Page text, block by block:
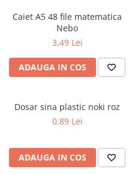
Enciclopedii și atlase pentru
Materiale educaționale
Benzi desenate
Hobby și activități pentru copii
Metoda Montessori
Culegeri și materiale auxiliare
Bibliografie școlară
Bibliografie didactică
Caiet A5 48 file matematica
Nebo
3,49 Lei
ADAUGA IN COS
Dosar sina plastic noki roz
0,89 Lei
ADAUGA IN COS